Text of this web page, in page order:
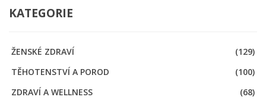
KATEGORIE
ŽENSKÉ ZDRAVÍ
(129)
TĚHOTENSTVÍ A POROD
(100)
ZDRAVÍ A WELLNESS
(68)